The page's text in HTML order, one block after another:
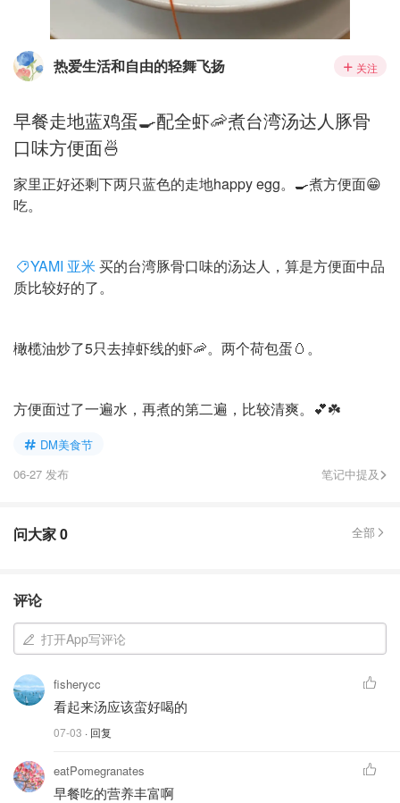
热爱生活和自由的轻舞飞扬 关注
早餐走地蓝鸡蛋🍳配全虾🦐煮台湾汤达人豚骨
口味方便面🍜
家里正好还剩下两只蓝色的走地happy egg。🍳煮方便面😁
吃。
YAMI 亚米买的台湾豚骨口味的汤达人，算是方便面中品
质比较好的了。
橄榄油炒了5只去掉虾线的虾🦐。两个荷包蛋🥚。
方便面过了一遍水，再煮的第二遍，比较清爽。💕☘️
DM美食节
06-27 发布
笔记中提及
问大家0 全部
评论
打开App写评论
fisherycc
看起来汤应该蛮好喝的
07-03 · 回复
eatPomegranates
早餐吃的营养丰富啊